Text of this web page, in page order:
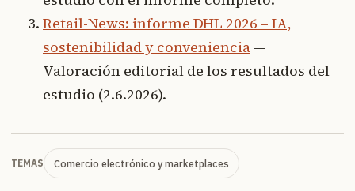
Retail-News: informe DHL 2026 – IA,
sostenibilidad y conveniencia —
Valoración editorial de los resultados del
estudio (2.6.2026).
TEMAS Comercio electrónico y marketplaces